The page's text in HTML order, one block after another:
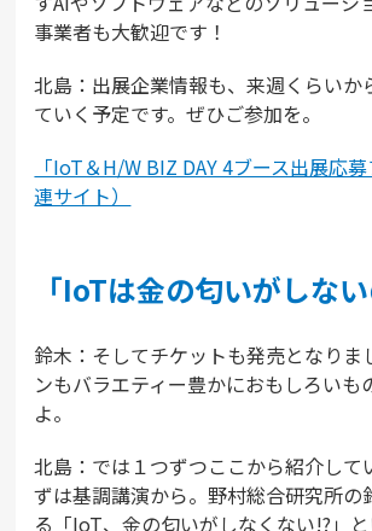
事業者も大歓迎です！
北島：出展企業情報も、来週くらいか
ていく予定です。ぜひご参加を。
「IoT＆H/W BIZ DAY 4ブース出展応
連サイト）
「IoTは金の匂いがしない
鈴木：そしてチケットも発売となりま
ンもバラエティー豊かにおもしろいも
よ。
北島：では１つずつここから紹介して
ずは基調講演から。野村総合研究所の
る「IoT、金の匂いがしなくない!?」